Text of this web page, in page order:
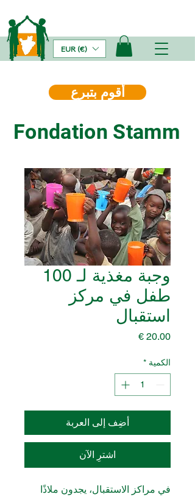
Fondation Stamm
EUR (€)
أقوم بتبرع
وجبة مغذية لـ 100
طفل في مركز
استقبال
السعر
الكمية *
أضِف إلى العربة
اشترِ الآن
في مراكز الاستقبال، يجدون ملاذًا